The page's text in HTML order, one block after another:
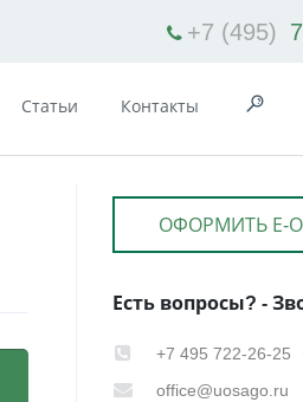
+7 (495)
Статьи Контакты
ОФОРМИТЬ Е-
Есть вопросы? -
+7 495 722-26-25
office@uosago.ru